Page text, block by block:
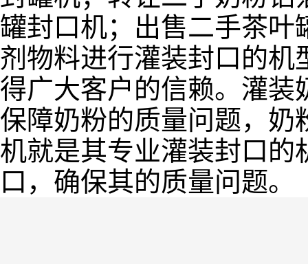
罐封口机；出售二手茶叶
剂物料进行灌装封口的机
得广大客户的信赖。灌装
保障奶粉的质量问题，奶
机就是其专业灌装封口的
口，确保其的质量问题。